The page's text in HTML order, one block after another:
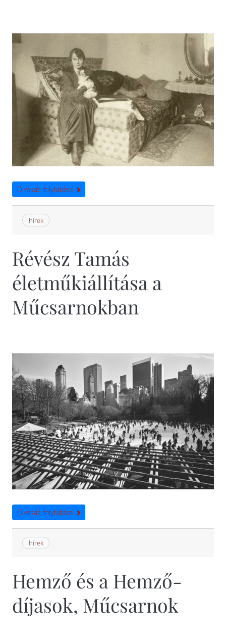
Olvasás folytatása
hírek
Révész Tamás
életműkiállítása a
Műcsarnokban
Olvasás folytatása
hírek
Hemző és a Hemző-
díjasok, Műcsarnok